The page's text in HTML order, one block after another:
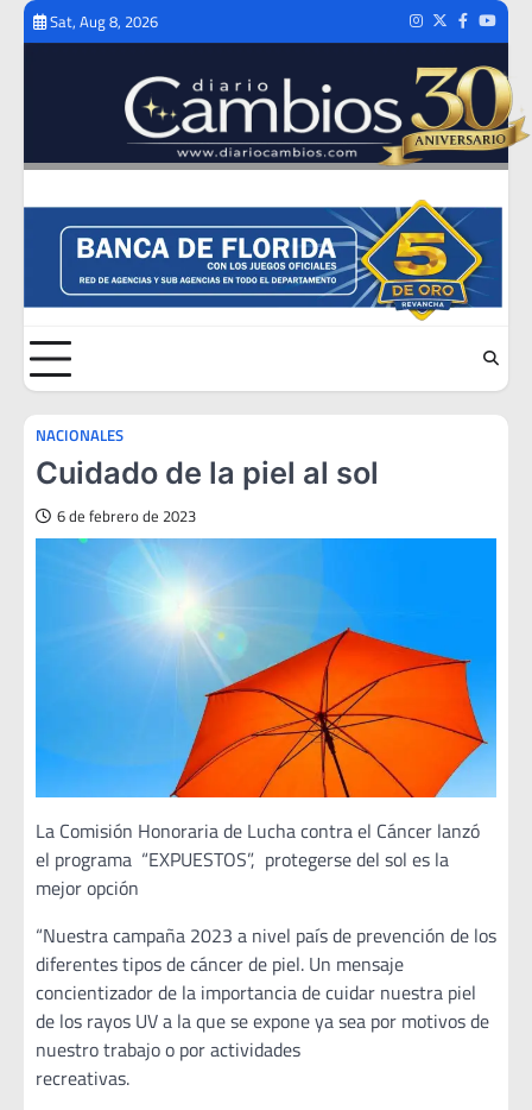
Skip
Sat, Aug 8, 2026 Instagram
TwitterFacebook
NACIONALES
Cuidado de la piel al sol
6 de febrero de 2023
La Comisión Honoraria de Lucha contra el Cáncer lanzó
el programa “EXPUESTOS”, protegerse del sol es la
mejor opción
“Nuestra campaña 2023 a nivel país de prevención de los
diferentes tipos de cáncer de piel. Un mensaje
concientizador de la importancia de cuidar nuestra piel
de los rayos UV a la que se expone ya sea por motivos de
nuestro trabajo o por actividades